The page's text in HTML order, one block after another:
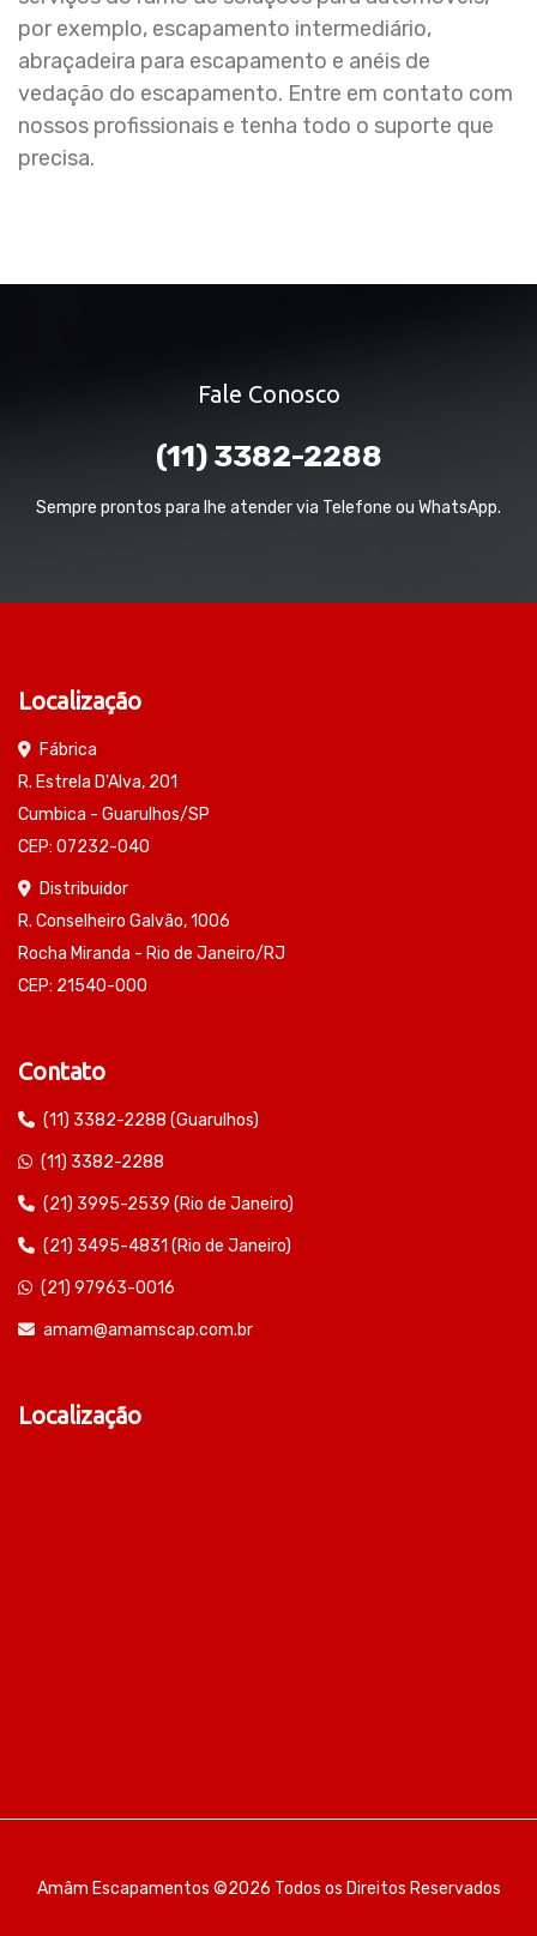
por exemplo, escapamento intermediário,
abraçadeira para escapamento e anéis de
vedação do escapamento. Entre em contato com
nossos profissionais e tenha todo o suporte que
precisa.
Fale Conosco
(11) 3382-2288
Sempre prontos para lhe atender via Telefone ou WhatsApp.
Localização
Fábrica
R. Estrela D'Alva, 201
Cumbica - Guarulhos/SP
CEP: 07232-040
Distribuidor
R. Conselheiro Galvão, 1006
Rocha Miranda - Rio de Janeiro/RJ
CEP: 21540-000
Contato
(11) 3382-2288 (Guarulhos)
(11) 3382-2288
(21) 3995-2539 (Rio de Janeiro)
(21) 3495-4831 (Rio de Janeiro)
(21) 97963-0016
amam@amamscap.com.br
Localização
Amâm Escapamentos ©2026 Todos os Direitos Reservados